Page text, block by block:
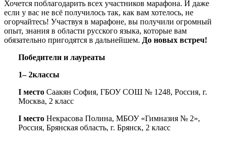
Хочется поблагодарить всех участников марафона. И даже
если у вас не всё получилось так, как вам хотелось, не
огорчайтесь! Участвуя в марафоне, вы получили огромный
опыт, знания в области русского языка, которые вам
обязательно пригодятся в дальнейшем. До новых встреч!
Победители и лауреаты
1–2классы
I место Саакян София, ГБОУ СОШ № 1248, Россия, г.
Москва, 2 класс
I место Некрасова Полина, МБОУ «Гимназия № 2»,
Россия, Брянская область, г. Брянск, 2 класс